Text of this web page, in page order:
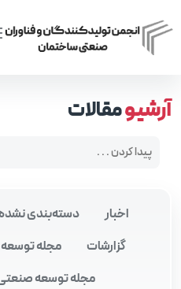
آرشیومقالات
اخبار دسته‌بندی نشده
گزارشات
مجله توسعه
مجله توسعه صنعتی